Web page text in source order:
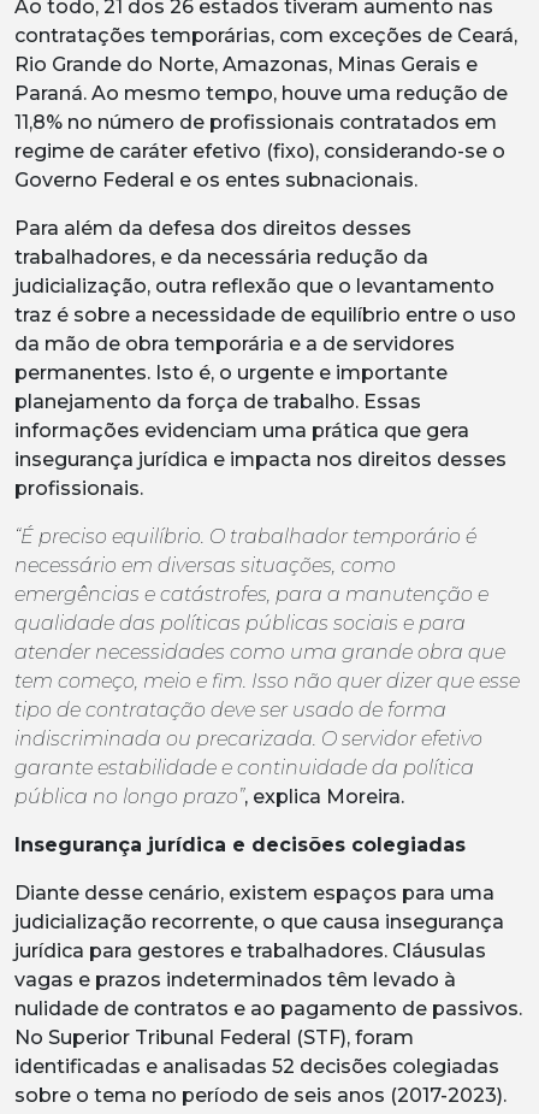
Ao todo, 21 dos 26 estados tiveram aumento nas
contratações temporárias, com exceções de Ceará,
Rio Grande do Norte, Amazonas, Minas Gerais e
Paraná. Ao mesmo tempo, houve uma redução de
11,8% no número de profissionais contratados em
regime de caráter efetivo (fixo), considerando-se o
Governo Federal e os entes subnacionais.
Para além da defesa dos direitos desses
trabalhadores, e da necessária redução da
judicialização, outra reflexão que o levantamento
traz é sobre a necessidade de equilíbrio entre o uso
da mão de obra temporária e a de servidores
permanentes. Isto é, o urgente e importante
planejamento da força de trabalho. Essas
informações evidenciam uma prática que gera
insegurança jurídica e impacta nos direitos desses
profissionais.
“É preciso equilíbrio. O trabalhador temporário é
necessário em diversas situações, como
emergências e catástrofes, para a manutenção e
qualidade das políticas públicas sociais e para
atender necessidades como uma grande obra que
tem começo, meio e fim. Isso não quer dizer que esse
tipo de contratação deve ser usado de forma
indiscriminada ou precarizada. O servidor efetivo
garante estabilidade e continuidade da política
pública no longo prazo”, explica Moreira.
Insegurança jurídica e decisões colegiadas
Diante desse cenário, existem espaços para uma
judicialização recorrente, o que causa insegurança
jurídica para gestores e trabalhadores. Cláusulas
vagas e prazos indeterminados têm levado à
nulidade de contratos e ao pagamento de passivos.
No Superior Tribunal Federal (STF), foram
identificadas e analisadas 52 decisões colegiadas
sobre o tema no período de seis anos (2017-2023).